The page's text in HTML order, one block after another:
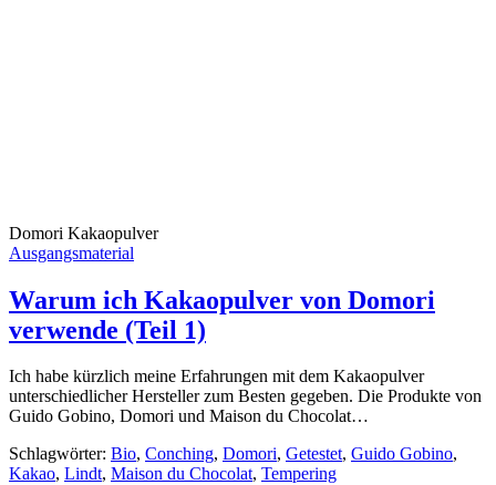
Domori Kakaopulver
Ausgangsmaterial
Warum ich Kakaopulver von Domori
verwende (Teil 1)
Ich habe kürzlich meine Erfahrungen mit dem Kakaopulver
unterschiedlicher Hersteller zum Besten gegeben. Die Produkte von
Guido Gobino, Domori und Maison du Chocolat…
Schlagwörter: Bio, Conching, Domori, Getestet, Guido Gobino,
Kakao, Lindt, Maison du Chocolat, Tempering